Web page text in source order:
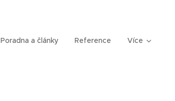
Poradna a články Reference Více